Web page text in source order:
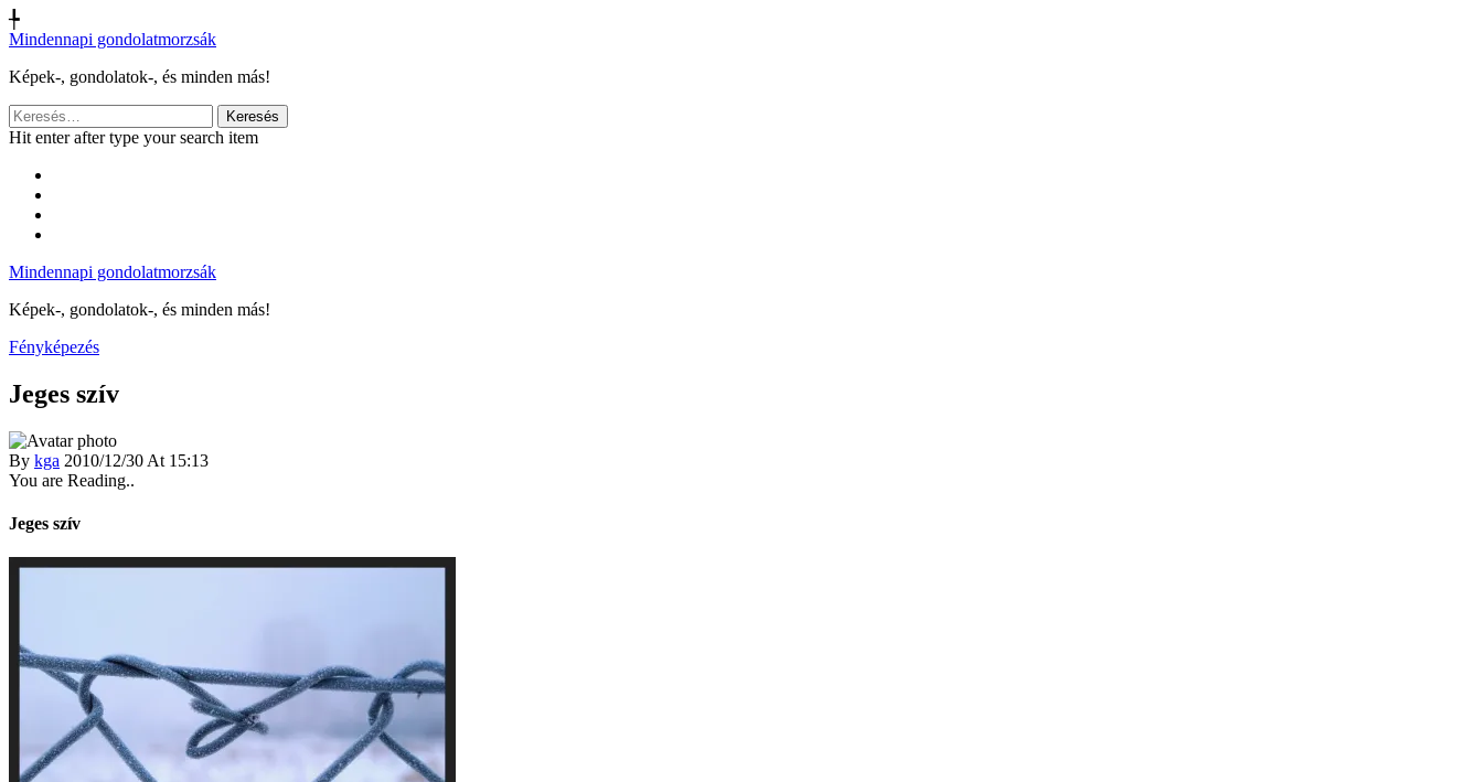
╄
Mindennapi gondolatmorzsák
Képek-, gondolatok-, és minden más!
Keresés:
Hit enter after type your search item
Mindennapi gondolatmorzsák
Képek-, gondolatok-, és minden más!
Fényképezés
Jeges szív
By kga 2010/12/30 At 15:13
You are Reading..
Jeges szív